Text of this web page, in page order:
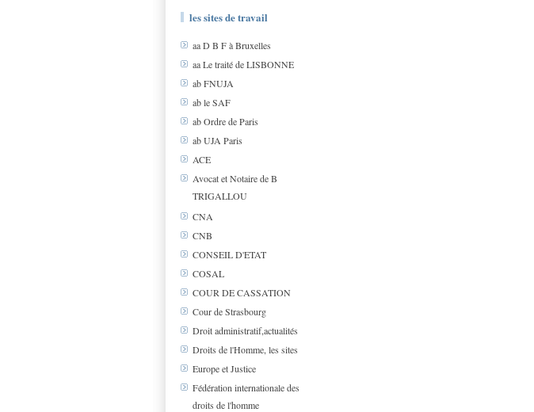
les sites de travail
aa D B F à Bruxelles
aa Le traité de LISBONNE
ab FNUJA
ab le SAF
ab Ordre de Paris
ab UJA Paris
ACE
Avocat et Notaire de B
TRIGALLOU
CNA
CNB
CONSEIL D'ETAT
COSAL
COUR DE CASSATION
Cour de Strasbourg
Droit administratif,actualités
Droits de l'Homme, les sites
Europe et Justice
Fédération internationale des
droits de l'homme